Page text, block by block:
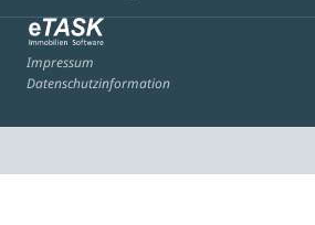
Impressum
Datenschutzinformation